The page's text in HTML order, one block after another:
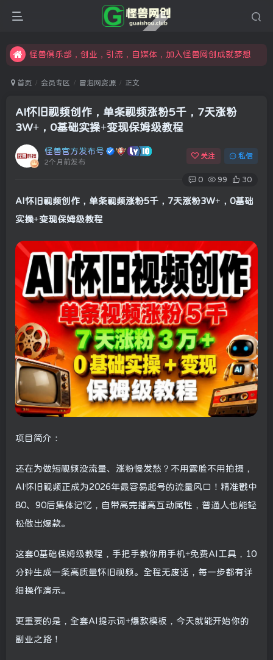
限时开通会员更享折扣，超高返佣
怪兽俱乐部，创业，引流，自媒体，加入怪兽网创成就梦想
首页 会员专区 冒泡网资源 正文
AI怀旧视频创作，单条视频涨粉5千，7天涨粉
3W+，0基础实操+变现保姆级教程
怪兽官方发布号
2个月前发布
关注 私信
0 99 30
AI怀旧视频创作，单条视频涨粉5千，7天涨粉3W+，0基础
实操+变现保姆级教程
项目简介：
还在为做短视频没流量、涨粉慢发愁？不用露脸不用拍摄，
AI怀旧视频正成为2026年最容易起号的流量风口！精准戳中
80、90后集体记忆，自带高完播高互动属性，普通人也能轻
松做出爆款。
这套0基础保姆级教程，手把手教你用手机+免费AI工具，10
分钟生成一条高质量怀旧视频。全程无废话，每一步都有详
细操作演示。
更重要的是，全套AI提示词+爆款模板，今天就能开始你的
副业之路！